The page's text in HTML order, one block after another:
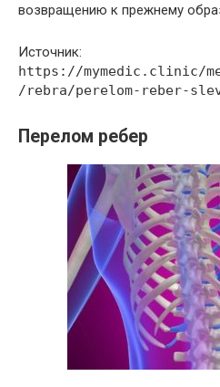
возвращению к прежнему
Источник:
https://mymedic.clinic/
/rebra/perelom-reber-
Перелом ребер